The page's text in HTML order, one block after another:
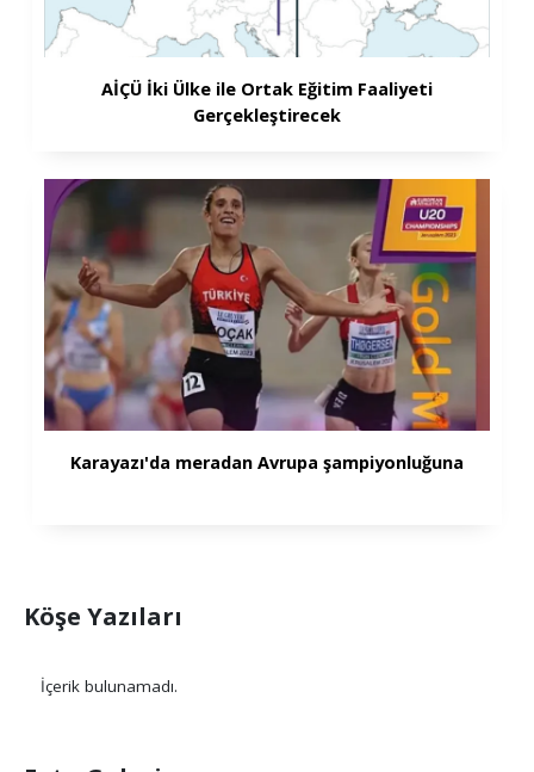
AİÇÜ İki Ülke ile Ortak Eğitim Faaliyeti
Gerçekleştirecek
Karayazı'da meradan Avrupa şampiyonluğuna
Köşe Yazıları
İçerik bulunamadı.